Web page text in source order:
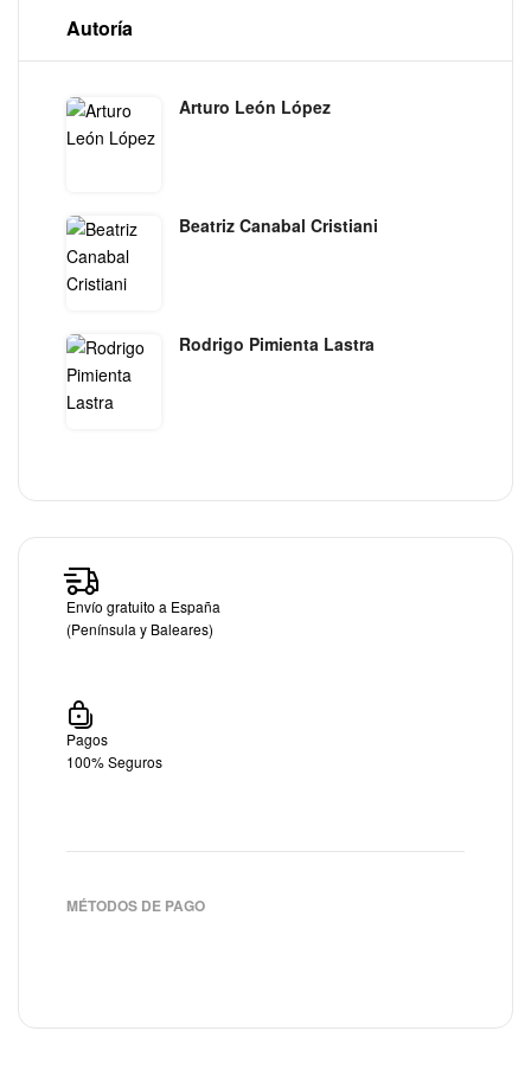
Autoría
Arturo León López
Beatriz Canabal Cristiani
Rodrigo Pimienta Lastra
Envío gratuito a España
(Península y Baleares)
Pagos
100% Seguros
MÉTODOS DE PAGO